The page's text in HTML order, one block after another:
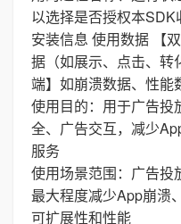
以选择是否授权本
安装信息 使用数据 【
据（如展示、点击、转
端】如崩溃数据、性能
使用目的：用于广告投
全、广告交互，减少
服务
使用场景范围：广告投
最大程度减少App崩溃
可扩展性和性能